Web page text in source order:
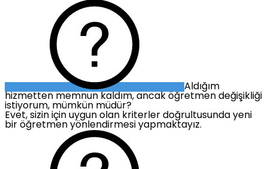
Aldığım
hizmetten memnun kaldım, ancak öğretmen değişikliği
istiyorum, mümkün müdür?
Evet, sizin için uygun olan kriterler doğrultusunda yeni
bir öğretmen yönlendirmesi yapmaktayız.